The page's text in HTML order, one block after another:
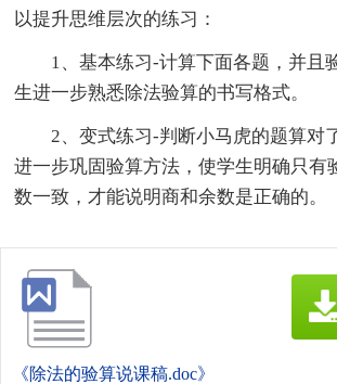
以提升思维层次的练习：
1、基本练习-计算下面各题，并且
生进一步熟悉除法验算的书写格式。
2、变式练习-判断小马虎的题算对
进一步巩固验算方法，使学生明确只有
数一致，才能说明商和余数是正确的。
《除法的验算说课稿.doc》